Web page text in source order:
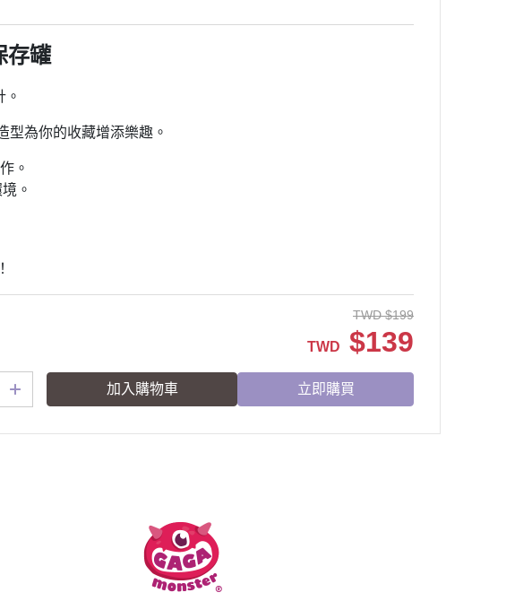
存罐
型為你的收藏增添樂趣。
。
。
TWD $199
TWD $139
加入購物車 立即購買